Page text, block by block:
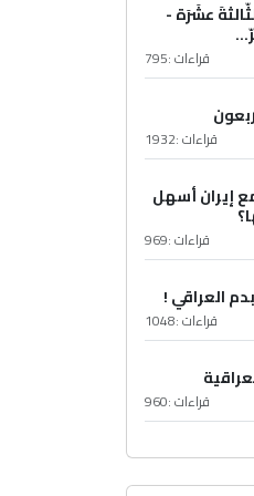
عشَرَة -
قراءات :795
قراءات :1932
إيران أسهل
قراءات :969
العراقي !
قراءات :1048
قراءات :960